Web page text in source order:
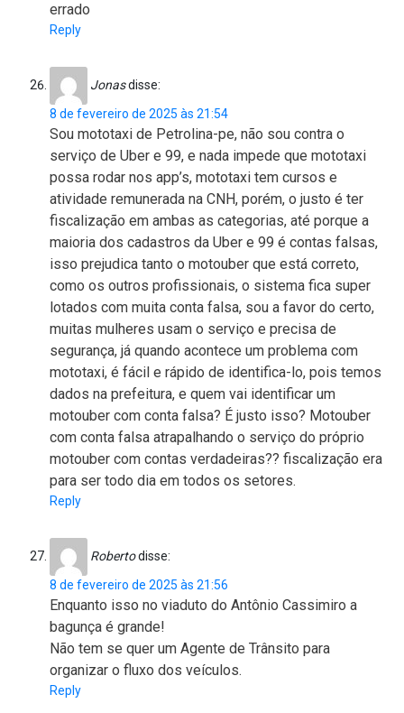
errado
Reply
Jonasdisse:
8 de fevereiro de 2025 às 21:54
Sou mototaxi de Petrolina-pe, não sou contra o
serviço de Uber e 99, e nada impede que mototaxi
possa rodar nos app’s, mototaxi tem cursos e
atividade remunerada na CNH, porém, o justo é ter
fiscalização em ambas as categorias, até porque a
maioria dos cadastros da Uber e 99 é contas falsas,
isso prejudica tanto o motouber que está correto,
como os outros profissionais, o sistema fica super
lotados com muita conta falsa, sou a favor do certo,
muitas mulheres usam o serviço e precisa de
segurança, já quando acontece um problema com
mototaxi, é fácil e rápido de identifica-lo, pois temos
dados na prefeitura, e quem vai identificar um
motouber com conta falsa? É justo isso? Motouber
com conta falsa atrapalhando o serviço do próprio
motouber com contas verdadeiras?? fiscalização era
para ser todo dia em todos os setores.
Reply
Robertodisse:
8 de fevereiro de 2025 às 21:56
Enquanto isso no viaduto do Antônio Cassimiro a
bagunça é grande!
Não tem se quer um Agente de Trânsito para
organizar o fluxo dos veículos.
Reply